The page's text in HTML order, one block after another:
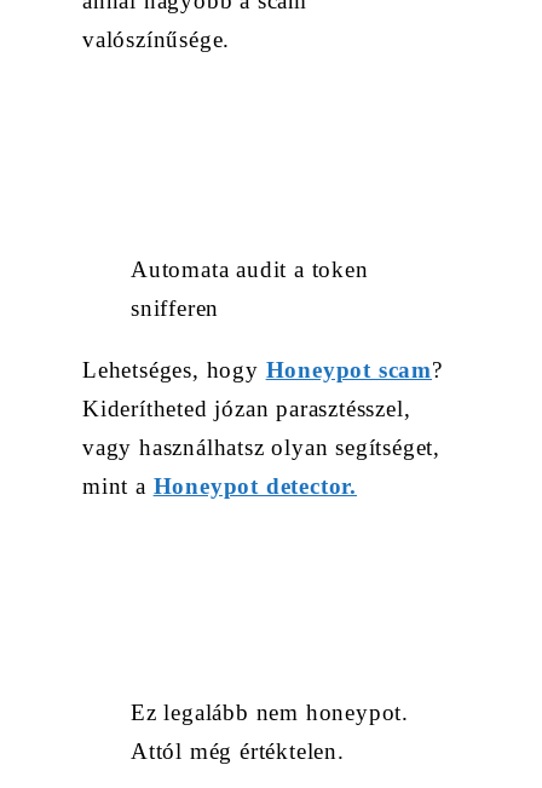
valószínűsége.
Automata audit a token
snifferen
Lehetséges, hogy Honeypot scam?
Kiderítheted józan parasztésszel,
vagy használhatsz olyan segítséget,
mint a Honeypot detector.
Ez legalább nem honeypot.
Attól még értéktelen.